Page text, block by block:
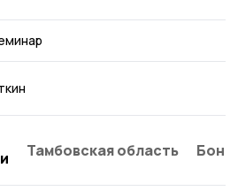
Тамбовская область